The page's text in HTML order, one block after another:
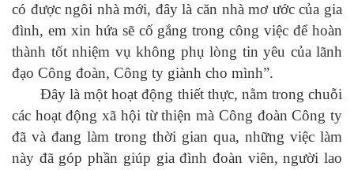
có được ngôi nhà mới, đây là căn nhà mơ ước của gia
đình, em xin hứa sẽ cố gắng trong công việc để hoàn
thành tốt nhiệm vụ không phụ lòng tin yêu của lãnh
đạo Công đoàn, Công ty giành cho mình”.
Đây là một hoạt động thiết thực, nằm trong chuỗi
các hoạt động xã hội từ thiện mà Công đoàn Công ty
đã và đang làm trong thời gian qua, những việc làm
này đã góp phần giúp gia đình đoàn viên, người lao